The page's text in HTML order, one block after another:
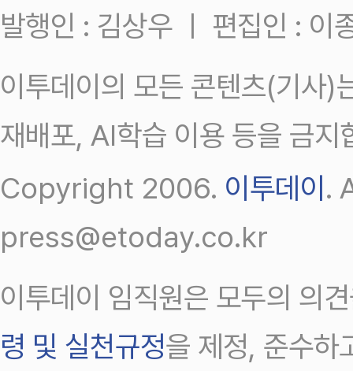
발행인 : 김상우 ㅣ 편집인 : 이
이투데이의 모든 콘텐츠(기사)
재배포, AI학습 이용 등을 금지
Copyright 2006. 이투데이 .
press@etoday.co.kr
이투데이 임직원은 모두의 의
령 및 실천규정을 제정, 준수하